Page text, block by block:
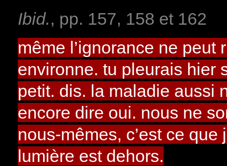
Ibid., pp. 157, 158 et 162
même l’ignorance ne
environne. tu pleurais hier
petit. dis. la maladie aussi
encore dire oui. nous ne
nous-mêmes, c’est ce
lumière est dehors.